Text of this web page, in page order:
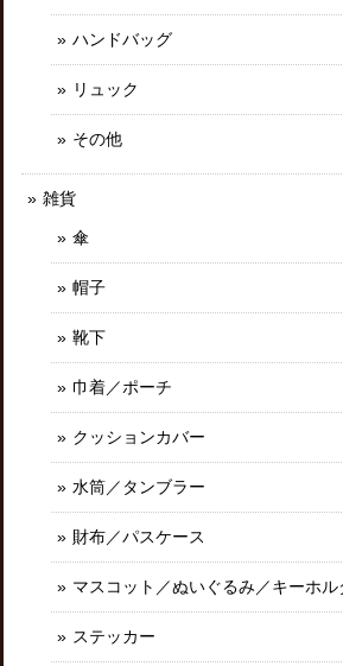
ハンドバッグ
リュック
その他
雑貨
傘
帽子
靴下
巾着／ポーチ
クッションカバー
水筒／タンブラー
財布／パスケース
マスコット／ぬいぐるみ／キーホ
ステッカー